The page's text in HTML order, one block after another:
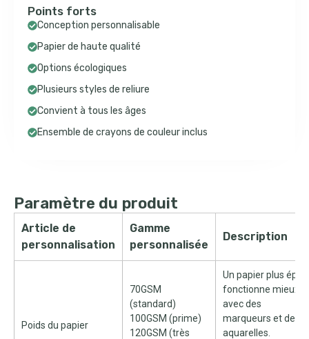
Points forts
Conception personnalisable
Papier de haute qualité
Options écologiques
Plusieurs styles de reliure
Convient à tous les âges
Ensemble de crayons de couleur inclus
Paramètre du produit
Article de
personnalisation
Gamme
personnalisée
Description
Poids du papier
70GSM
(standard)
100GSM (prime)
120GSM (très
Un papier plus épais
fonctionne mieux
avec des
marqueurs et des
aquarelles.